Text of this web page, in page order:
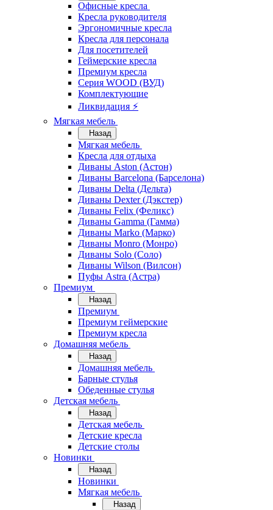
Офисные кресла
Кресла руководителя
Эргономичные кресла
Кресла для персонала
Для посетителей
Геймерские кресла
Премиум кресла
Серия WOOD (ВУД)
Комплектующие
Ликвидация ⚡
Мягкая мебель
Назад
Мягкая мебель
Кресла для отдыха
Диваны Aston (Астон)
Диваны Barcelona (Барселона)
Диваны Delta (Дельта)
Диваны Dexter (Дэкстер)
Диваны Felix (Феликс)
Диваны Gamma (Гамма)
Диваны Marko (Марко)
Диваны Monro (Монро)
Диваны Solo (Соло)
Диваны Wilson (Вилсон)
Пуфы Astra (Астра)
Премиум
Назад
Премиум
Премиум геймерские
Премиум кресла
Домашняя мебель
Назад
Домашняя мебель
Барные стулья
Обеденные стулья
Детская мебель
Назад
Детская мебель
Детские кресла
Детские столы
Новинки
Назад
Новинки
Мягкая мебель
Назад